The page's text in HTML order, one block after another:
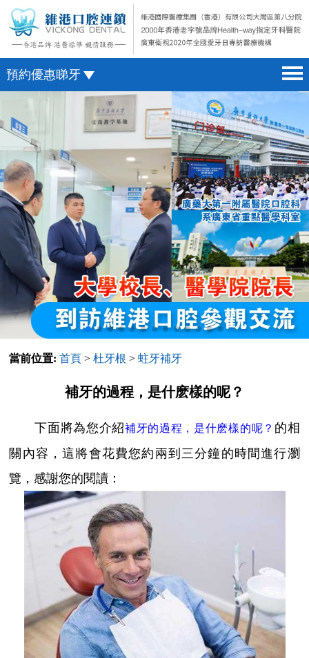
預約優惠睇牙
首頁 home page
醫院簡介 hospital introduction
醫生介紹 doctor introduction
醫療新聞 medical news
種植牙 dental implant
箍牙 orthodontics
收費標準 change standard
預約牙醫 contact us
微信預約
WhatsApp預約
當前位置: 首頁 >杜牙根 >蛀牙補牙
補牙的過程，是什麽樣的呢？
下面將為您介紹補牙的過程，是什麽樣的呢？ 的相
關內容，這將會花費您約兩到三分鐘的時間進行瀏
覽，感謝您的閱讀：